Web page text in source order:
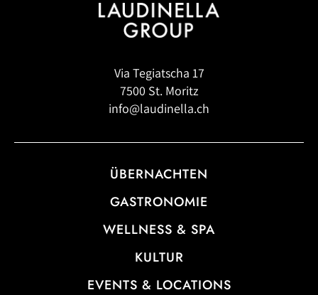
Via Tegiatscha 17
7500 St. Moritz
info@laudinella.ch
ÜBERNACHTEN
GASTRONOMIE
WELLNESS & SPA
KULTUR
EVENTS & LOCATIONS